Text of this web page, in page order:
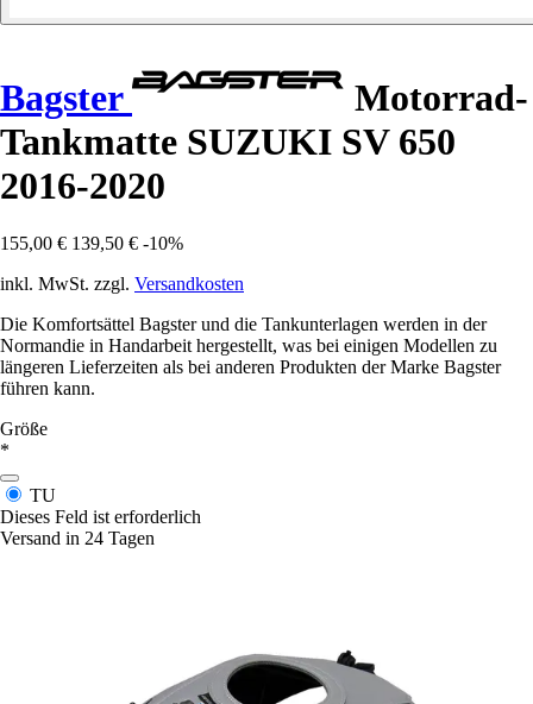
Bagster
Motorrad-
Tankmatte SUZUKI SV 650
2016-2020
155,00 € 139,50 € -10%
inkl. MwSt. zzgl. Versandkosten
Die Komfortsättel Bagster und die Tankunterlagen werden in der
Normandie in Handarbeit hergestellt, was bei einigen Modellen zu
längeren Lieferzeiten als bei anderen Produkten der Marke Bagster
führen kann.
Größe
*
TU
Dieses Feld ist erforderlich
Versand in 24 Tagen